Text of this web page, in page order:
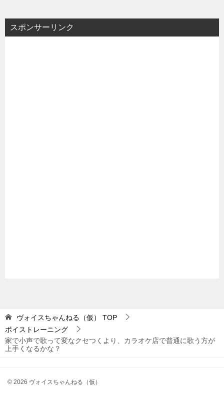
スポンサーリンク
ヴォイスちゃんねる（仮）
TOP
ボイストレーニング
家で小声で歌って変なクセつくより、カラオケ店で普通に歌う方が
上手くなるかな？
© 2026 ヴォイスちゃんねる（仮）